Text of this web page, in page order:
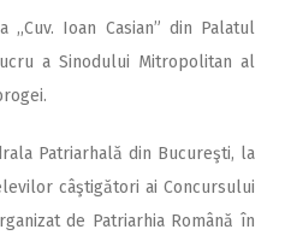
,,Cuv. Ioan Casian” din Palatul
a Sinodului Mitropolitan al
Patriarhală din Bucureşti, la
câştigători ai Concursului
de Patriarhia Română în